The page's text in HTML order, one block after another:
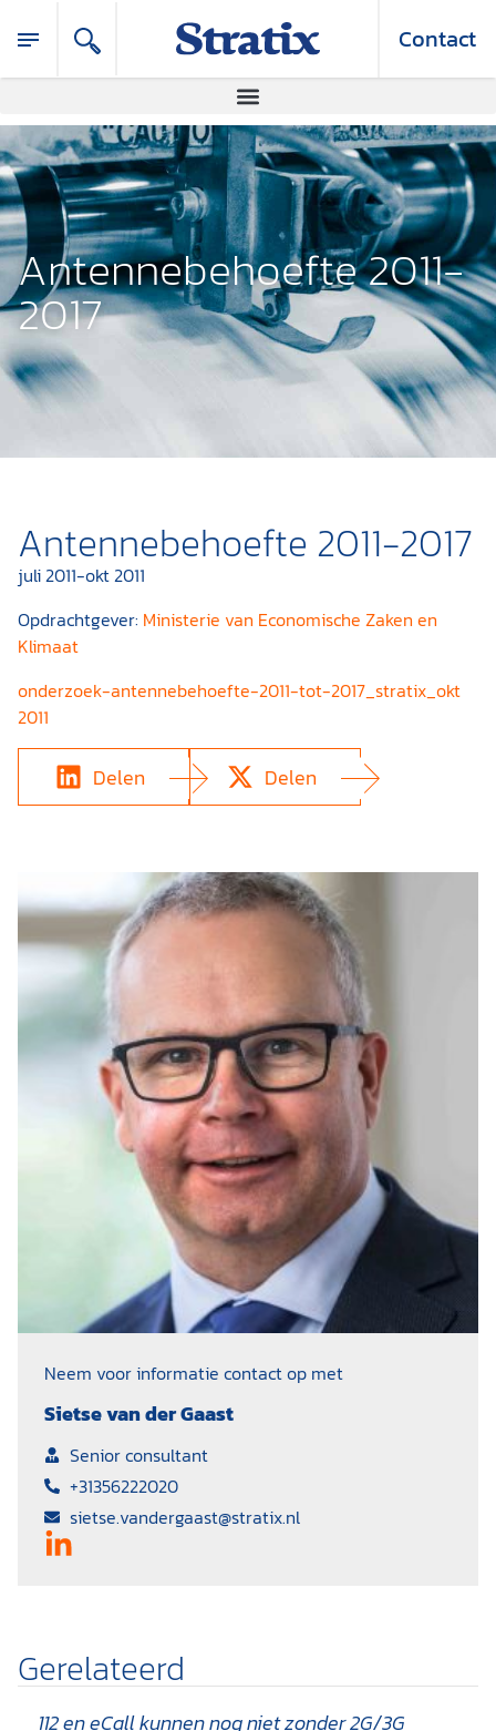
Contact
Antennebehoefte 2011-
2017
Antennebehoefte 2011-2017
juli 2011-okt 2011
Opdrachtgever: Ministerie van Economische Zaken en
Klimaat
onderzoek-antennebehoefte-2011-tot-2017_stratix_okt
2011
Delen Delen
Neem voor informatie contact op met
Sietse van der Gaast
Senior consultant
+31356222020
sietse.vandergaast@stratix.nl
Gerelateerd
112 en eCall kunnen nog niet zonder 2G/3G